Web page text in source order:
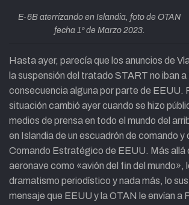
E-6B aterrizando en Islandia, foto de OTAN
fecha 1º de Marzo 2023.
Hasta ayer, parecía que los anuncios de
la suspensión del tratado START no iban
consecuencia alguna por parte de EEUU.
situación cambió ayer cuando se hizo
medios de prensa en todo el mundo del
en Islandia de un escuadrón de comando y
Comando Estratégico de EEUU. Más allá
aeronave como «avión del fin del mundo»,
dramatismo periodístico y nada más, lo
mensaje que EEUU y la OTAN le envían a